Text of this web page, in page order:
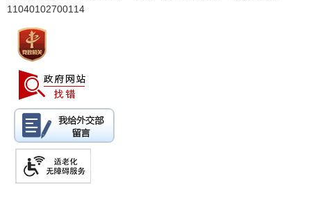
11040102700114